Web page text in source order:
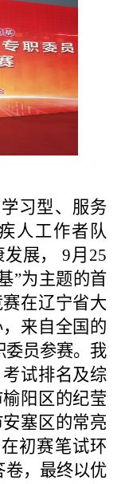
习型、服务
人工作者队
展，
9月 25
”为主题的首
在辽宁省大
来自全国的
委员参赛。我
试排名及综
阳区的纪莹
塞区的常亮
初赛笔试环
卷，最终以优